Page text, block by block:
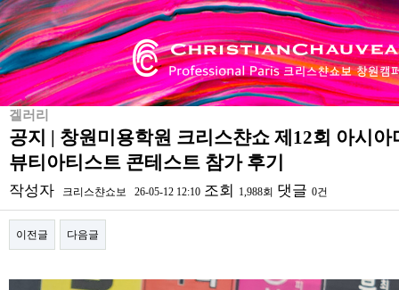
겔러리
공지 | 창원미용학원 크리스챤쇼 제12회 아시아
뷰티아티스트 콘테스트 참가 후기
작성자 크리스챤쇼보 26-05-12 12:10 조회 1,988회 댓글 0건
이전글 다음글
본문